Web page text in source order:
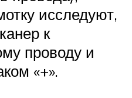
исследуют,
к
проводу и
«+».